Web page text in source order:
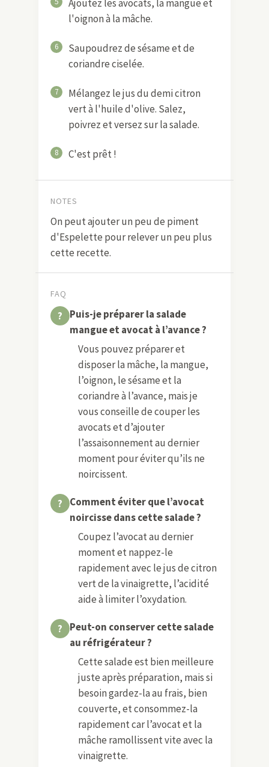
Ajoutez les avocats, la mangue et
l'oignon à la mâche.
6
Saupoudrez de sésame et de
coriandre ciselée.
7
Mélangez le jus du demi citron
vert à l'huile d'olive. Salez,
poivrez et versez sur la salade.
8 C'est prêt !
NOTES
On peut ajouter un peu de piment
d'Espelette pour relever un peu plus
cette recette.
FAQ
Puis-je préparer la salade
mangue et avocat à l’avance ?
Vous pouvez préparer et
disposer la mâche, la mangue,
l’oignon, le sésame et la
coriandre à l’avance, mais je
vous conseille de couper les
avocats et d’ajouter
l’assaisonnement au dernier
moment pour éviter qu’ils ne
noircissent.
Comment éviter que l’avocat
noircisse dans cette salade ?
Coupez l’avocat au dernier
moment et nappez-le
rapidement avec le jus de citron
vert de la vinaigrette, l’acidité
aide à limiter l’oxydation.
Peut-on conserver cette salade
au réfrigérateur ?
Cette salade est bien meilleure
juste après préparation, mais si
besoin gardez-la au frais, bien
couverte, et consommez-la
rapidement car l’avocat et la
mâche ramollissent vite avec la
vinaigrette.